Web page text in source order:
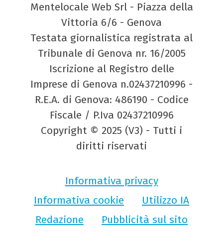
Mentelocale Web Srl - Piazza della
Vittoria 6/6 - Genova
Testata giornalistica registrata al
Tribunale di Genova nr. 16/2005
Iscrizione al Registro delle
Imprese di Genova n.02437210996 -
R.E.A. di Genova: 486190 - Codice
Fiscale / P.Iva 02437210996
Copyright © 2025 (V3) - Tutti i
diritti riservati
Informativa privacy
Informativa cookie
Utilizzo IA
Redazione
Pubblicità sul sito